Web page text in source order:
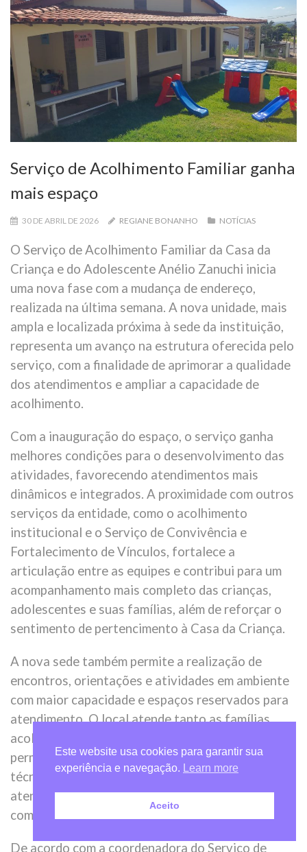
Serviço de Acolhimento Familiar ganha
mais espaço
30 DE ABRIL DE 2026 REGIANE BONANHO NOTÍCIAS
O Serviço de Acolhimento Familiar da Casa da
Criança e do Adolescente Anélio Zanuchi inicia
uma nova fase com a mudança de endereço,
realizada na última semana. A nova unidade, mais
ampla e localizada próxima à sede da instituição,
representa um avanço na estrutura oferecida pelo
serviço, com a finalidade de aprimorar a qualidade
dos atendimentos e ampliar a capacidade de
acolhimento.
Com a inauguração do espaço, o serviço ganha
melhores condições para o desenvolvimento das
atividades, favorecendo atendimentos mais
dinâmicos e integrados. A proximidade com outros
serviços da entidade, como o acolhimento
institucional e o Serviço de Convivência e
Fortalecimento de Vínculos, fortalece a
articulação entre as equipes e contribui para um
acompanhamento mais completo das crianças,
adolescentes e suas famílias, além de reforçar o
sentimento de pertencimento à Casa da Criança.
A nova sede também permite a realização de
encontros, orientações e atividades em ambiente
com maior capacidade e espaços reservados para
atendimento. O local atende tanto as famílias
acolhedoras quanto as famílias de origem, que
permanecem em acompanhamento pela equipe
técnica. A estrutura viabiliza a condução de
atendimentos individuais e coletivos, de acordo
com as demandas do serviço.
De acordo com a coordenadora do Serviço de
Este website usa cookies para garantir sua
experiência e navegação.
Learn more
Aceito